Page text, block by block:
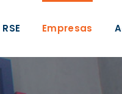
RSE Empresas